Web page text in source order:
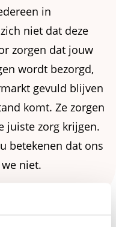
in
niet dat deze
zorgen dat jouw
wordt bezorgd,
gevuld blijven
komt. Ze zorgen
juiste zorg krijgen.
betekenen dat ons
niet.